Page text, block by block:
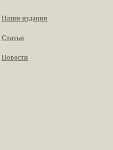
Наши издания
Статьи
Новости